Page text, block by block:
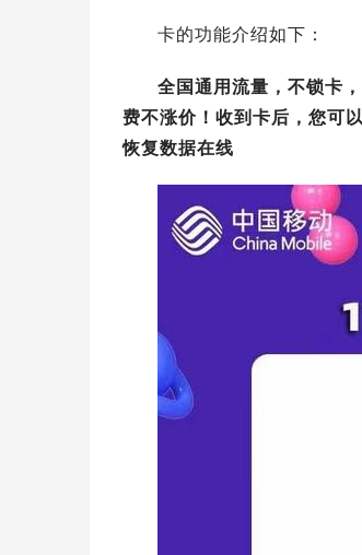
卡的功能介绍如下：
全国通用流量，不锁卡
费不涨价！收到卡后，您可
恢复数据在线